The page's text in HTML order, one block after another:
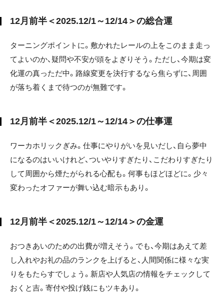
12月前半＜2025.12/1～12/14＞の総合運
ターニングポイントに。敷かれたレールの上をこのまま走っ
てよいのか、疑問や不安が頭をよぎりそう。ただし、今期は変
化運の真っただ中。路線変更を決行するなら焦らずに、周囲
が落ち着くまで待つのが無難です。
12月前半＜2025.12/1～12/14＞の仕事運
ワーカホリックぎみ。仕事にやりがいを見いだし、自ら夢中
になるのはいいけれど、ついやりすぎたり、こだわりすぎたり
して周囲から煙たがられる心配も。何事もほどほどに。少々
変わったオファーが舞い込む暗示もあり。
12月前半＜2025.12/1～12/14＞の金運
おつきあいのための出費が増えそう。でも、今期はあえて差
し入れやお礼の品のランクを上げると、人間関係に様々な実
りをもたらすでしょう。新店や人気店の情報をチェックして
おくと吉。寄付や投げ銭にもツキあり。